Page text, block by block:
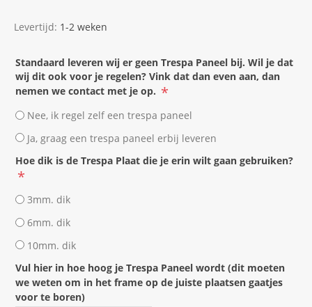
Levertijd: 1-2 weken
Standaard leveren wij er geen Trespa Paneel bij. Wil je dat
wij dit ook voor je regelen? Vink dat dan even aan, dan
nemen we contact met je op. *
Nee, ik regel zelf een trespa paneel
Ja, graag een trespa paneel erbij leveren
Hoe dik is de Trespa Plaat die je erin wilt gaan gebruiken?
*
3mm. dik
6mm. dik
10mm. dik
Vul hier in hoe hoog je Trespa Paneel wordt (dit moeten
we weten om in het frame op de juiste plaatsen gaatjes
voor te boren)